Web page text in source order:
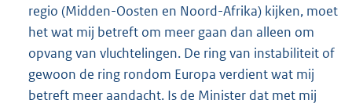
regio (Midden-Oosten en Noord-Afrika) kijken, moet
het wat mij betreft om meer gaan dan alleen om
opvang van vluchtelingen. De ring van instabiliteit of
gewoon de ring rondom Europa verdient wat mij
betreft meer aandacht. Is de Minister dat met mij